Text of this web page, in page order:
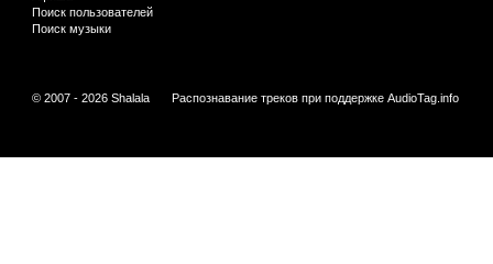
Поиск пользователей
Поиск музыки
© 2007 - 2026 Shalala Распознавание треков при поддержке AudioTag.info